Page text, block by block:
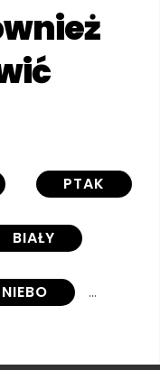
PTAK
BIAŁY
NIEBO